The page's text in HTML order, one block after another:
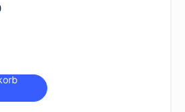
Aktueller